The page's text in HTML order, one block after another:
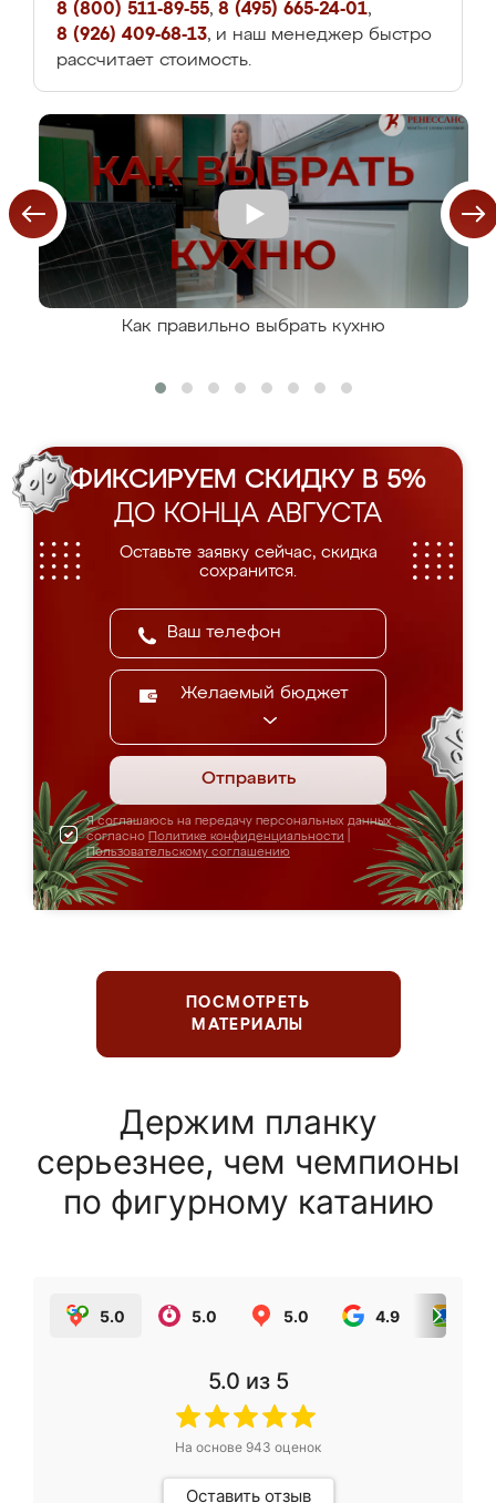
8 (800) 511-89-55, 8 (495) 665-24-01,
8 (926) 409-68-13, и наш менеджер быстро
рассчитает стоимость.
Как правильно выбрать кухню
ФИКСИРУЕМ СКИДКУ В 5%
ДО КОНЦА АВГУСТА
Оставьте заявку сейчас, скидка
сохранится.
Желаемый бюджет
Отправить
Я соглашаюсь на передачу персональных данных
согласно Политике конфиденциальности
Пользовательскому соглашению
ПОСМОТРЕТЬ
МАТЕРИАЛЫ
Держим планку
серьезнее, чем чемпионы
по фигурному катанию
5.0 5.0 5.0 4.9
5.0 из 5
На основе 943 оценок
Оставить отзыв